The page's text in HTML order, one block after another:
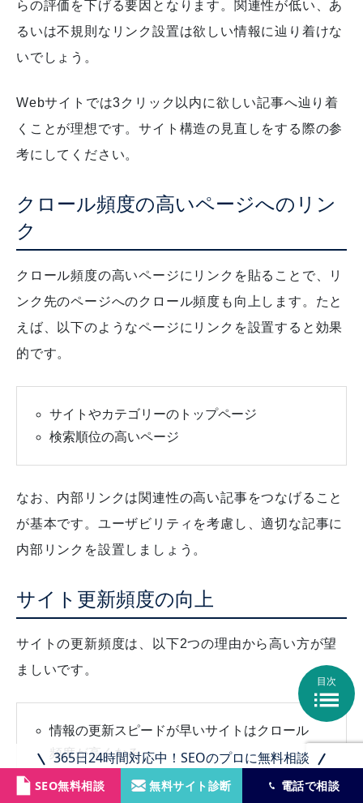
365日24時間対応中！SEOのプロに無料相談
SEO無料相談 無料サイト診断 電話で相談
らの評価を下げる要因となります。関連性が低い、あ
るいは不規則なリンク設置は欲しい情報に辿り着けな
いでしょう。
Webサイトでは3クリック以内に欲しい記事へ辿り着
くことが理想です。サイト構造の見直しをする際の参
考にしてください。
クロール頻度の高いページへのリン
ク
クロール頻度の高いページにリンクを貼ることで、リ
ンク先のページへのクロール頻度も向上します。たと
えば、以下のようなページにリンクを設置すると効果
的です。
サイトやカテゴリーのトップページ
検索順位の高いページ
なお、内部リンクは関連性の高い記事をつなげること
が基本です。ユーザビリティを考慮し、適切な記事に
内部リンクを設置しましょう。
サイト更新頻度の向上
サイトの更新頻度は、以下2つの理由から高い方が望
ましいです。
情報の更新スピードが早いサイトはクロール
頻度が高くなる
目次
